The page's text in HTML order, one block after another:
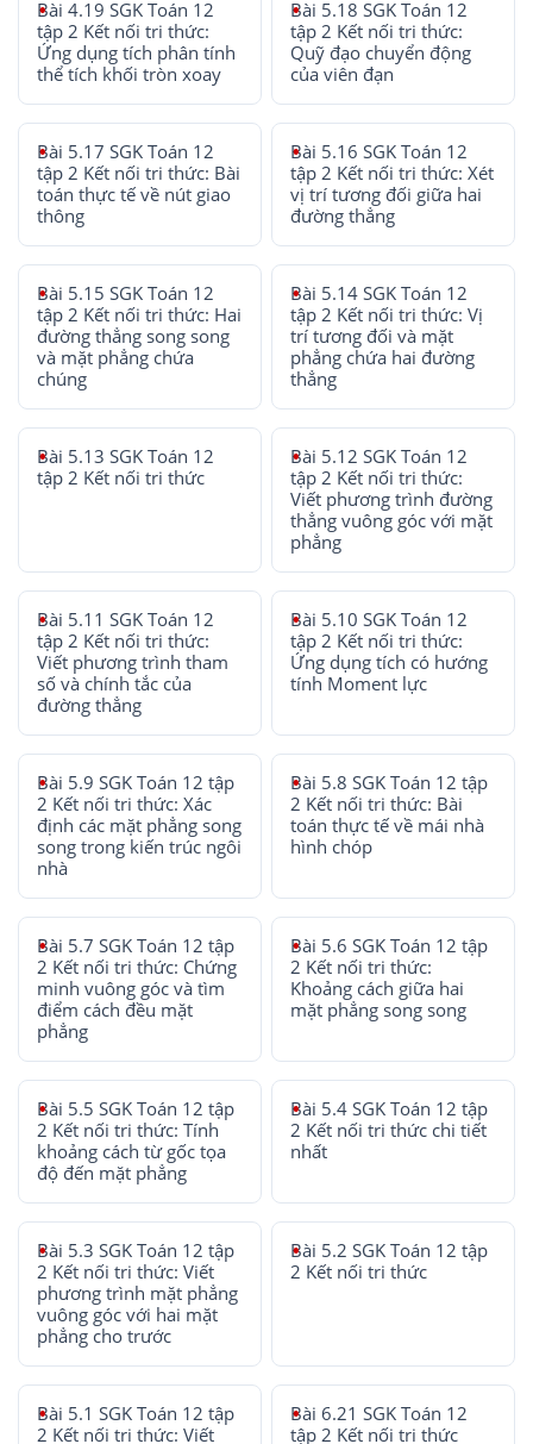
Bài 4.19 SGK Toán 12
tập 2 Kết nối tri thức:
Ứng dụng tích phân tính
thể tích khối tròn xoay
Bài 5.18 SGK Toán 12
tập 2 Kết nối tri thức:
Quỹ đạo chuyển động
của viên đạn
Bài 5.17 SGK Toán 12
tập 2 Kết nối tri thức: Bài
toán thực tế về nút giao
thông
Bài 5.16 SGK Toán 12
tập 2 Kết nối tri thức: Xét
vị trí tương đối giữa hai
đường thẳng
Bài 5.15 SGK Toán 12
tập 2 Kết nối tri thức: Hai
đường thẳng song song
và mặt phẳng chứa
chúng
Bài 5.14 SGK Toán 12
tập 2 Kết nối tri thức: Vị
trí tương đối và mặt
phẳng chứa hai đường
thẳng
Bài 5.13 SGK Toán 12
tập 2 Kết nối tri thức
Bài 5.12 SGK Toán 12
tập 2 Kết nối tri thức:
Viết phương trình đường
thẳng vuông góc với mặt
phẳng
Bài 5.11 SGK Toán 12
tập 2 Kết nối tri thức:
Viết phương trình tham
số và chính tắc của
đường thẳng
Bài 5.10 SGK Toán 12
tập 2 Kết nối tri thức:
Ứng dụng tích có hướng
tính Moment lực
Bài 5.9 SGK Toán 12 tập
2 Kết nối tri thức: Xác
định các mặt phẳng song
song trong kiến trúc ngôi
nhà
Bài 5.8 SGK Toán 12 tập
2 Kết nối tri thức: Bài
toán thực tế về mái nhà
hình chóp
Bài 5.7 SGK Toán 12 tập
2 Kết nối tri thức: Chứng
minh vuông góc và tìm
điểm cách đều mặt
phẳng
Bài 5.6 SGK Toán 12 tập
2 Kết nối tri thức:
Khoảng cách giữa hai
mặt phẳng song song
Bài 5.5 SGK Toán 12 tập
2 Kết nối tri thức: Tính
khoảng cách từ gốc tọa
độ đến mặt phẳng
Bài 5.4 SGK Toán 12 tập
2 Kết nối tri thức chi tiết
nhất
Bài 5.3 SGK Toán 12 tập
2 Kết nối tri thức: Viết
phương trình mặt phẳng
vuông góc với hai mặt
phẳng cho trước
Bài 5.2 SGK Toán 12 tập
2 Kết nối tri thức
Bài 5.1 SGK Toán 12 tập
2 Kết nối tri thức: Viết
Bài 6.21 SGK Toán 12
tập 2 Kết nối tri thức